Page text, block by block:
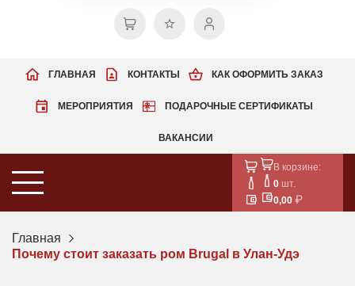
КАК ОФОРМИТЬ ЗАКАЗ
МЕРОПРИЯТИЯ ПОДАРОЧНЫЕ СЕРТИФИКАТЫ
ВАКАНСИИ
ГЛАВНАЯ КОНТАКТЫ
В корзине:
0 шт.
0,00
Главная
Почему стоит заказать ром Brugal в Улан-Удэ